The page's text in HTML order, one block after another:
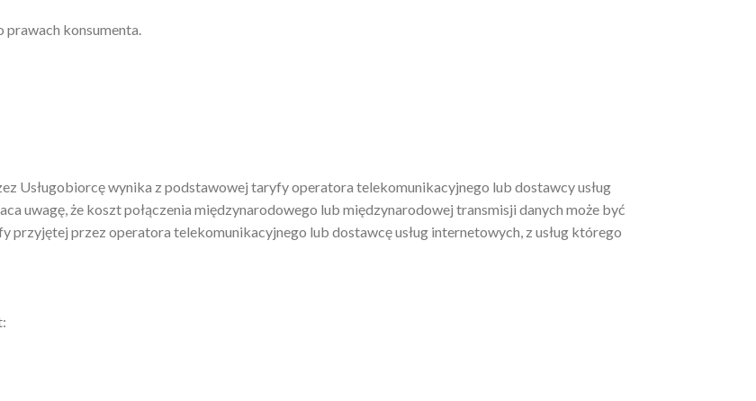
prawach konsumenta.
Usługobiorcę wynika z podstawowej taryfy operatora telekomunikacyjnego lub dostawcy usług
uwagę, że koszt połączenia międzynarodowego lub międzynarodowej transmisji danych może być
przyjętej przez operatora telekomunikacyjnego lub dostawcę usług internetowych, z usług którego